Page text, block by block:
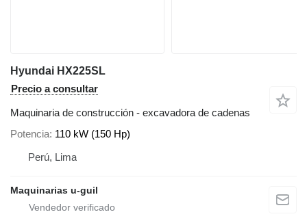
Hyundai HX225SL
Precio a consultar
Maquinaria de construcción - excavadora de cadenas
Potencia 110 kW (150 Hp)
Perú, Lima
Maquinarias u-guil